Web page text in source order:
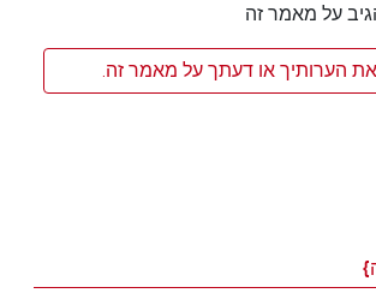
על מאמר זה
הערותיך או דעתך על מאמר זה.